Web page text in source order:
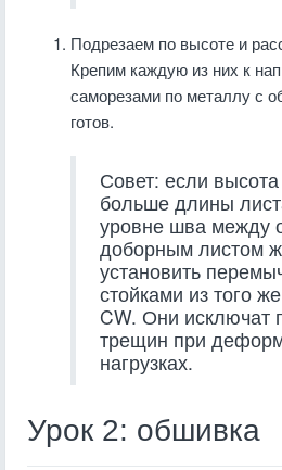
Подрезаем по высоте и
Крепим каждую из них к
саморезами по металлу с
готов.
Совет: если
больше длины
уровне шва между
доборным листом
установить
стойками из того
CW. Они исключат
трещин при
нагрузках.
Урок 2: обшивка